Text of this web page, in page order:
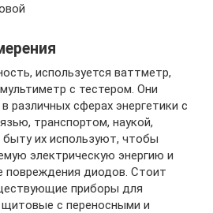
используется ваттметр,
с тестером. Они
различных сферах энергетики с
транспортом, наукой,
их используют, чтобы
электрическую энергию и
диодов. Стоит
приборы для
щитовые с переносными и